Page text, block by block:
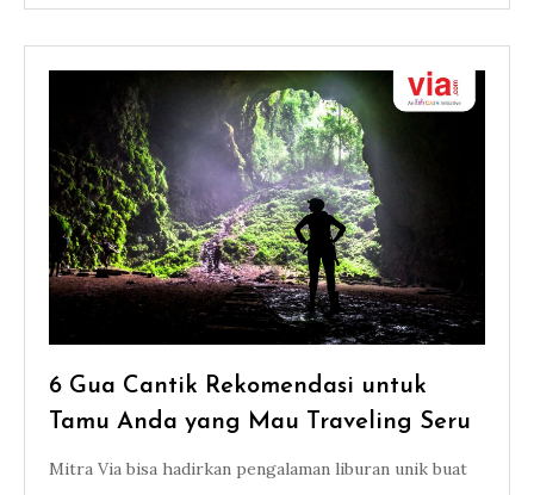
6 Gua Cantik Rekomendasi untuk
Tamu Anda yang Mau Traveling Seru
Mitra Via bisa hadirkan pengalaman liburan unik buat